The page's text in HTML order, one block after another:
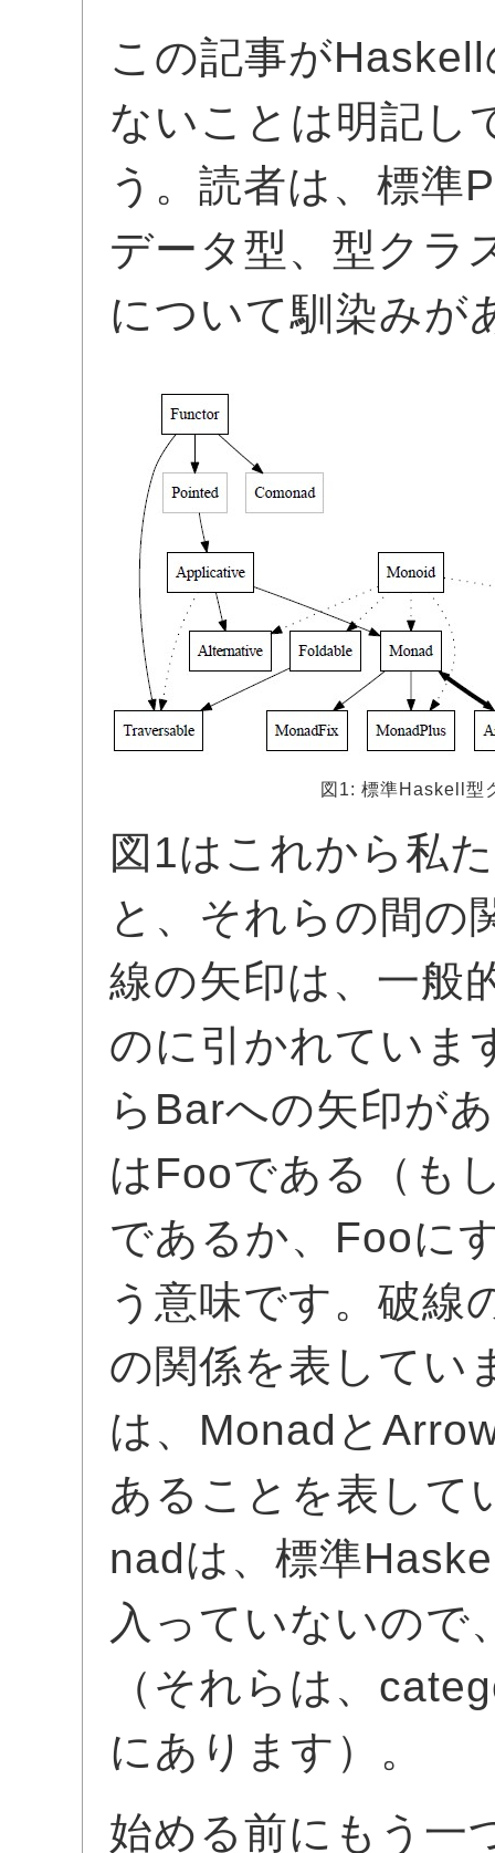
この記事が
ないことは明記し
う。読者は、標準
データ型、型クラ
について馴染みが
図1: 標準Haskell型
図1はこれから私
と、それらの間の
線の矢印は、一般
のに引かれていま
らBarへの矢印が
はFooである（も
であるか、Fooに
う意味です。破線
の関係を表してい
は、Monadと
あることを表して
nadは、標準
入っていないので
（それらは、
にあります）。
始める前にもう一